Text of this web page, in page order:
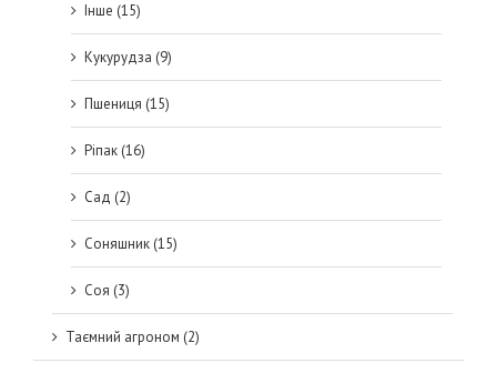
Інше (15)
Кукурудза (9)
Пшениця (15)
Ріпак (16)
Сад (2)
Соняшник (15)
Соя (3)
Таємний агроном (2)